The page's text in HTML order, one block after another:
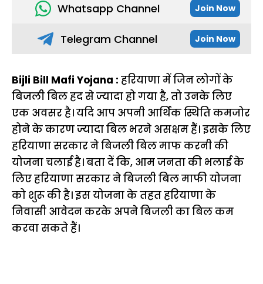
Whatsapp Channel Join Now
Telegram Channel Join Now
Bijli Bill Mafi Yojana : हरियाणा में जिन लोगों के
बिजली बिल हद से ज्यादा हो गया है, तो उनके लिए
एक अवसर है। यदि आप अपनी आर्थिक स्थिति कमजोर
होने के कारण ज्यादा बिल भरने असक्षम हैं। इसके लिए
हरियाणा सरकार ने बिजली बिल माफ करनी की
योजना चलाई है। बता दें कि, आम जनता की भलाई के
लिए हरियाणा सरकार ने बिजली बिल माफी योजना
को शुरू की है। इस योजना के तहत हरियाणा के
निवासी आवेदन करके अपने बिजली का बिल कम
करवा सकते हैं।